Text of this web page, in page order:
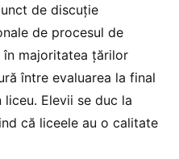
de discuție
de procesul de
în majoritatea țărilor
între evaluarea la final
Elevii se duc la
că liceele au o calitate